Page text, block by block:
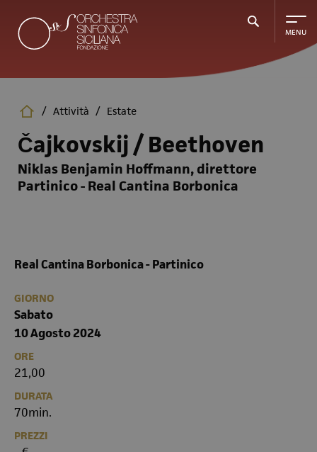
contenuto
principale
/ Attività / Estate
Čajkovskij / Beethoven
Niklas Benjamin Hoffmann, direttore
Partinico - Real Cantina Borbonica
Real Cantina Borbonica - Partinico
GIORNO
Sabato
10 Agosto 2024
ORE
21,00
DURATA
70min.
PREZZI